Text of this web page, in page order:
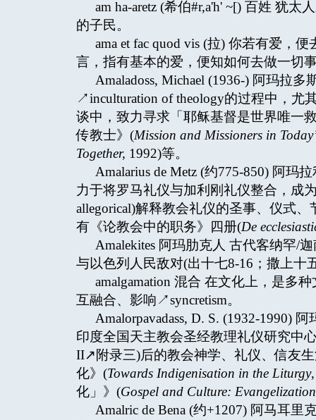
am ha-aretz (希伯#r,a'h' ~[) 百姓 犹
的子民。
ama et fac quod vis (拉) 你若有爱，
言，指有基本的爱，便知如何去做一切
Amaladoss, Michael (1936-) 阿玛拉
↗inculturation of theology的过程中，尤
谈中，致力寻求「耶稣基督是世界唯一
传教士》(Mission and Missioners in
Together, 1992)等。
Amalarius de Metz (约775-850) 阿玛
力于将罗马礼仪与加利刚礼仪整合，成
allegorical)解释教会礼仪的圣事、仪式
有《论教会中的职务》四册(De
Amalekites 阿玛肋克人 古代客纳罕/
与以色列人民敌对(出十七8-16；撒上十
amalgamation 混合 在文化上，是多
互融合、影响↗syncretism。
Amalorpavadass, D. S. (1932-1990)
印度全国天主教会圣经教理礼仪研究中
II↗附录三)后的教会神学、礼仪、信友
化》(Towards Indigenisation in the Liturgy
化」》(Gospel and Culture:
Amalric de Bena (约+1207) 阿马耳